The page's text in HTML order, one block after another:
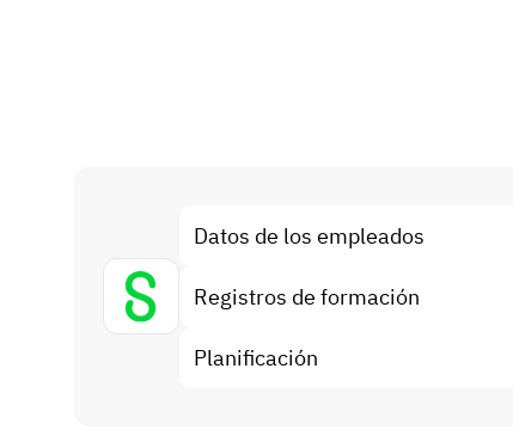
Datos de los empleados
Registros de formación
Planificación